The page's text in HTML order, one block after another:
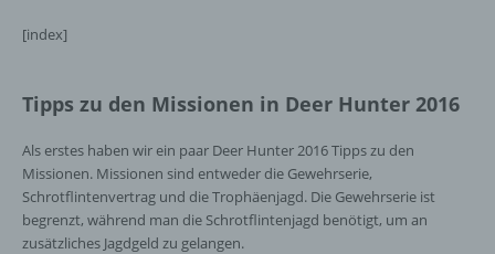
[index]
Tipps zu den Missionen in Deer Hunter 2016
Als erstes haben wir ein paar Deer Hunter 2016 Tipps zu den
Missionen. Missionen sind entweder die Gewehrserie,
Schrotflintenvertrag und die Trophäenjagd. Die Gewehrserie ist
begrenzt, während man die Schrotflintenjagd benötigt, um an
zusätzliches Jagdgeld zu gelangen.